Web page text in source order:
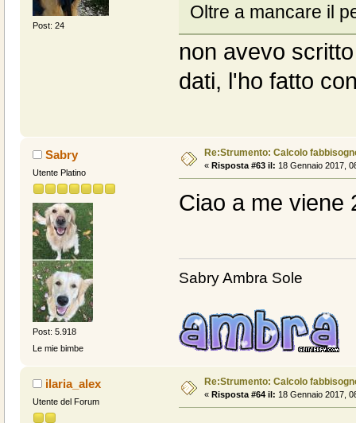
Post: 24
Oltre a mancare il
non avevo
dati, l'ho fatto
Sabry
Utente Platino
Post: 5.918
Le mie bimbe
Re:Strumento: Calcolo
« Risposta #63 il: 18 Gennaio 2017,
Ciao a me viene
Sabry Ambra Sole
ilaria_alex
Utente del Forum
Re:Strumento: Calcolo
« Risposta #64 il: 18 Gennaio 2017,